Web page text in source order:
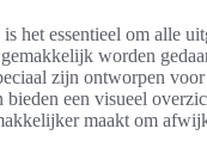
het essentieel om alle
worden
zijn ontworpen voor
een visueel
maakt om